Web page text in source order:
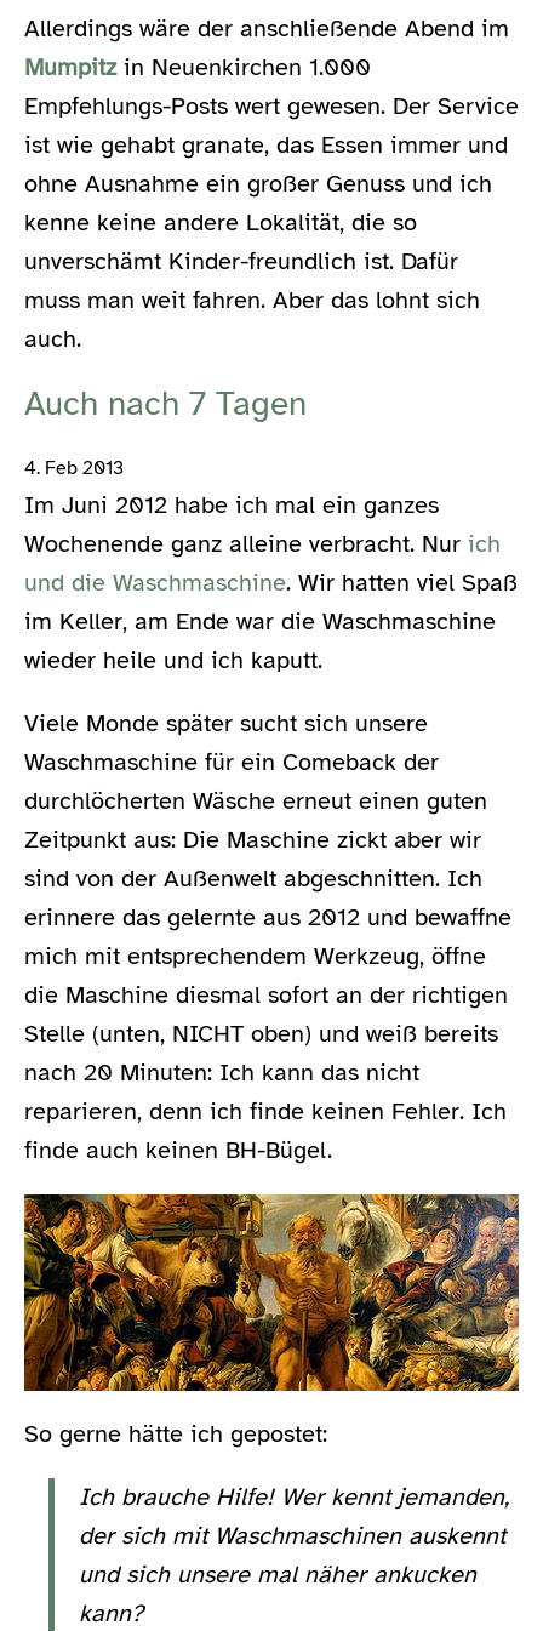
Allerdings wäre der anschließende Abend im
Mumpitzin Neuenkirchen 1.000
Empfehlungs-Posts wert gewesen. Der Service
ist wie gehabt granate, das Essen immer und
ohne Ausnahme ein großer Genuss und ich
kenne keine andere Lokalität, die so
unverschämt Kinder-freundlich ist. Dafür
muss man weit fahren. Aber das lohnt sich
auch.
Auch nach 7 Tagen
4. Feb 2013
Im Juni 2012 habe ich mal ein ganzes
Wochenende ganz alleine verbracht. Nur ich
und die Waschmaschine. Wir hatten viel Spaß
im Keller, am Ende war die Waschmaschine
wieder heile und ich kaputt.
Viele Monde später sucht sich unsere
Waschmaschine für ein Comeback der
durchlöcherten Wäsche erneut einen guten
Zeitpunkt aus: Die Maschine zickt aber wir
sind von der Außenwelt abgeschnitten. Ich
erinnere das gelernte aus 2012 und bewaffne
mich mit entsprechendem Werkzeug, öffne
die Maschine diesmal sofort an der richtigen
Stelle (unten, NICHT oben) und weiß bereits
nach 20 Minuten: Ich kann das nicht
reparieren, denn ich finde keinen Fehler. Ich
finde auch keinen BH-Bügel.
So gerne hätte ich gepostet:
Ich brauche Hilfe! Wer kennt jemanden,
der sich mit Waschmaschinen auskennt
und sich unsere mal näher ankucken
kann?